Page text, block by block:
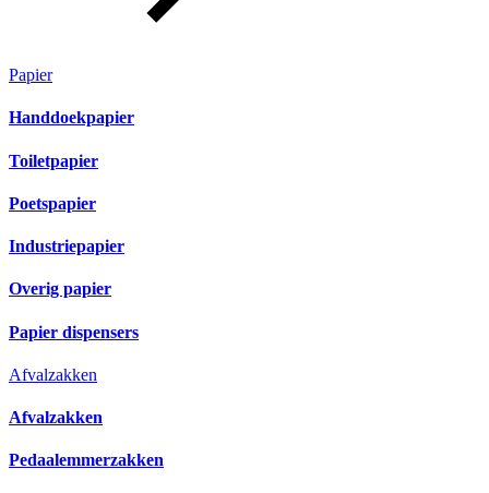
Papier
Handdoekpapier
Toiletpapier
Poetspapier
Industriepapier
Overig papier
Papier dispensers
Afvalzakken
Afvalzakken
Pedaalemmerzakken